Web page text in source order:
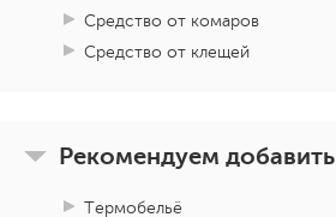
Средство от комаров
Средство от клещей
Рекомендуем добавить
Термобельё